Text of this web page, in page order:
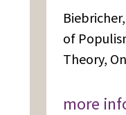
of
Theory,
more